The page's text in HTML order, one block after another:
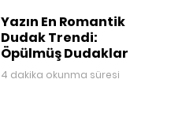
Yazın En Romantik
Dudak Trendi:
Öpülmüş Dudaklar
4 dakika okunma süresi